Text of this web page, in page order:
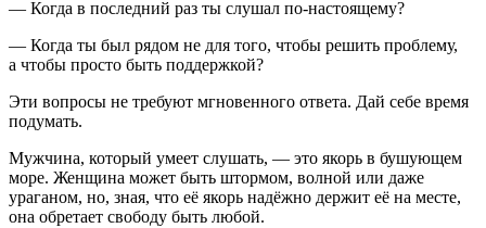
— Когда в последний раз ты слушал по-настоящему?
— Когда ты был рядом не для того, чтобы решить проблему,
а чтобы просто быть поддержкой?
Эти вопросы не требуют мгновенного ответа. Дай себе время
подумать.
Мужчина, который умеет слушать, — это якорь в бушующем
море. Женщина может быть штормом, волной или даже
ураганом, но, зная, что её якорь надёжно держит её на месте,
она обретает свободу быть любой.